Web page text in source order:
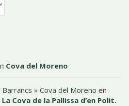
Cova del Moreno
» Cova del Moreno en
Cova de la Pallissa d’en Polit.